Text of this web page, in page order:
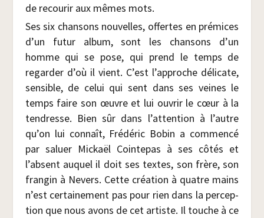
de recou­rir aux mêmes mots.
Ses six chan­sons nou­velles, offertes en pré­mices
d’un futur album, sont les chan­sons d’un
homme qui se pose, qui prend le temps de
regar­der d’où il vient. C’est l’approche déli­cate,
sen­sible, de celui qui sent dans ses veines le
temps faire son œuvre et lui ouvrir le cœur à la
ten­dresse. Bien sûr dans l’attention à l’autre
qu’on lui connaît, Fré­dé­ric Bobin a com­men­cé
par saluer Mickaël Coin­te­pas à ses côtés et
l’absent auquel il doit ses textes, son frère, son
fran­gin à Nevers. Cette créa­tion à quatre mains
n’est cer­tai­ne­ment pas pour rien dans la per­cep­
tion que nous avons de cet artiste. Il touche à ce